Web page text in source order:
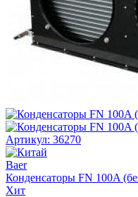
Артикул: 36270
Baer
Конденсаторы FN 100A
Хит